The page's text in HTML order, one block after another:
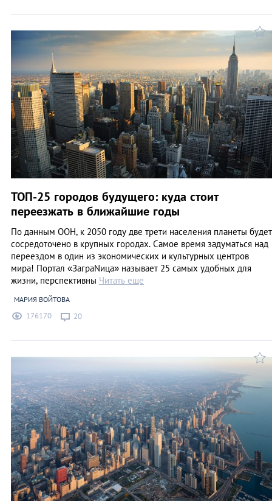
ТОП-25 городов будущего: куда стоит
переезжать в ближайшие годы
По данным ООН, к 2050 году две трети населения планеты будет
сосредоточено в крупных городах. Самое время задуматься над
переездом в один из экономических и культурных центров
мира! Портал «ЗаграNица» называет 25 самых удобных для
жизни, перспективны Читать еще
МАРИЯ ВОЙТОВА
176170 20